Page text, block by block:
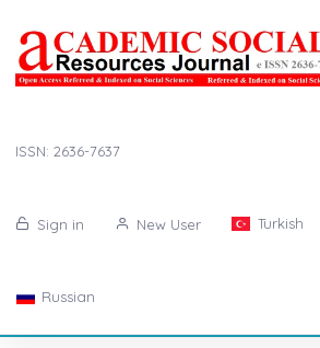
ISSN: 2636-7637
Sign in New User Turkish
Russian